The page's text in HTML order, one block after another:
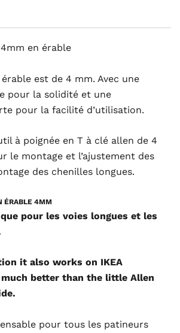
en érable
est de 4 mm. Avec une
pour la solidité et une
pour la facilité d’utilisation.
à poignée en T à clé allen de 4
le montage et l’ajustement des
des chenilles longues.
ÉRABLE 4MM
pour les voies longues et les
it also works on IKEA
better than the little Allen
pour tous les patineurs